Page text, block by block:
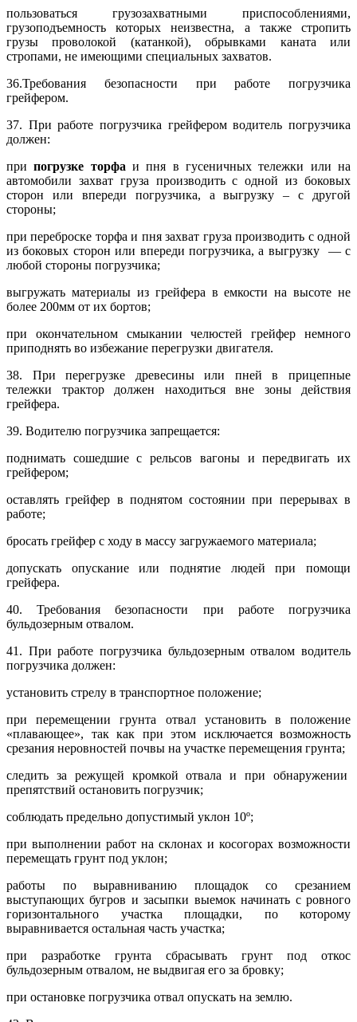
пользоваться грузозахватными приспособлениями,
грузоподъемность которых неизвестна, а также стропить
грузы проволокой (катанкой), обрывками каната или
стропами, не имеющими специальных захватов.
36.Требования безопасности при работе погрузчика
грейфером.
37. При работе погрузчика грейфером водитель погрузчика
должен:
припогрузке торфа и пня в гусеничных тележки или на
автомобили захват груза производить с одной из боковых
сторон или впереди погрузчика, а выгрузку – с другой
стороны;
при переброске торфа и пня захват груза производить с одной
из боковых сторон или впереди погрузчика, а выгрузку — с
любой стороны погрузчика;
выгружать материалы из грейфера в емкости на высоте не
более 200мм от их бортов;
при окончательном смыкании челюстей грейфер немного
приподнять во избежание перегрузки двигателя.
38. При перегрузке древесины или пней в прицепные
тележки трактор должен находиться вне зоны действия
грейфера.
39. Водителю погрузчика запрещается:
поднимать сошедшие с рельсов вагоны и передвигать их
грейфером;
оставлять грейфер в поднятом состоянии при перерывах в
работе;
бросать грейфер с ходу в массу загружаемого материала;
допускать опускание или поднятие людей при помощи
грейфера.
40. Требования безопасности при работе погрузчика
бульдозерным отвалом.
41. При работе погрузчика бульдозерным отвалом водитель
погрузчика должен:
установить стрелу в транспортное положение;
при перемещении грунта отвал установить в положение
«плавающее», так как при этом исключается возможность
срезания неровностей почвы на участке перемещения грунта;
следить за режущей кромкой отвала и при обнаружении
препятствий остановить погрузчик;
соблюдать предельно допустимый уклон 10º;
при выполнении работ на склонах и косогорах возможности
перемещать грунт под уклон;
работы по выравниванию площадок со срезанием
выступающих бугров и засыпки выемок начинать с ровного
горизонтального участка площадки, по которому
выравнивается остальная часть участка;
при разработке грунта сбрасывать грунт под откос
бульдозерным отвалом, не выдвигая его за бровку;
при остановке погрузчика отвал опускать на землю.